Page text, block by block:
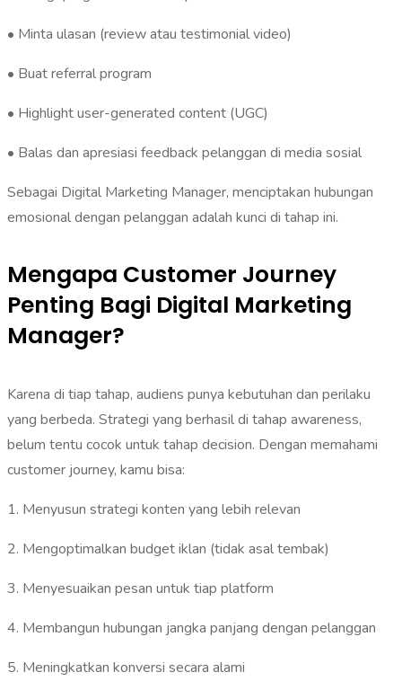
• Minta ulasan (review atau testimonial video)
• Buat referral program
• Highlight user-generated content (UGC)
• Balas dan apresiasi feedback pelanggan di media sosial
Sebagai Digital Marketing Manager, menciptakan hubungan
emosional dengan pelanggan adalah kunci di tahap ini.
Mengapa Customer Journey
Penting Bagi Digital Marketing
Manager?
Karena di tiap tahap, audiens punya kebutuhan dan perilaku
yang berbeda. Strategi yang berhasil di tahap awareness,
belum tentu cocok untuk tahap decision. Dengan memahami
customer journey, kamu bisa:
1. Menyusun strategi konten yang lebih relevan
2. Mengoptimalkan budget iklan (tidak asal tembak)
3. Menyesuaikan pesan untuk tiap platform
4. Membangun hubungan jangka panjang dengan pelanggan
5. Meningkatkan konversi secara alami